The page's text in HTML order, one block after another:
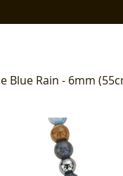
Blue Rain - 6mm